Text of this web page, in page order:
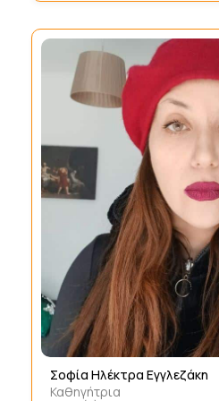
Σοφία Ηλέκτρα Εγγλεζάκη
Καθηγήτρια